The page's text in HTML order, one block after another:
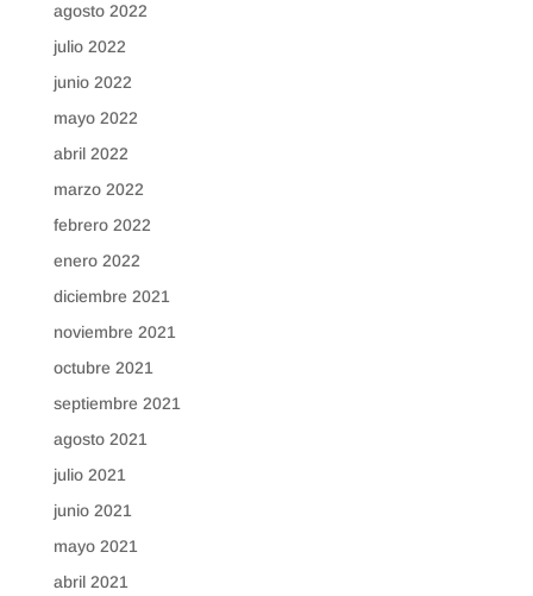
agosto 2022
julio 2022
junio 2022
mayo 2022
abril 2022
marzo 2022
febrero 2022
enero 2022
diciembre 2021
noviembre 2021
octubre 2021
septiembre 2021
agosto 2021
julio 2021
junio 2021
mayo 2021
abril 2021